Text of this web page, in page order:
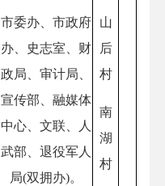
市委办、市政府
办、史志室、财
政局、审计局、
宣传部、融媒体
中心、文联、人
武部、退役军人
局(双拥办)。
山
后
村
南
湖
村